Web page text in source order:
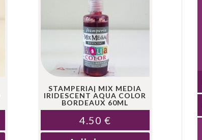
STAMPERIA| MIX MEDIA
IRIDESCENT AQUA COLOR
BORDEAUX 60ML
4.50 €